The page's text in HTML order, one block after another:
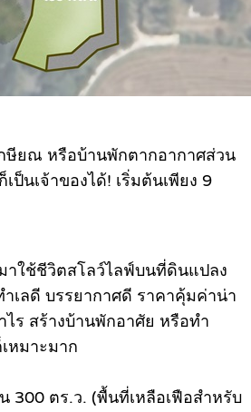
ษียณ หรือบ้านพักตากอากาศส่วน
ป็นเจ้าของได้! เริ่มต้นเพียง 9
าใช้ชีวิตสโลว์ไลฟ์บนที่ดินแปลง
เลดี บรรยากาศดี ราคาคุ้มค่าน่า
ไร สร้างบ้านพักอาศัย หรือทำ
หมาะมาก
300 ตร.ว. (พื้นที่เหลือเฟือสำหรับ